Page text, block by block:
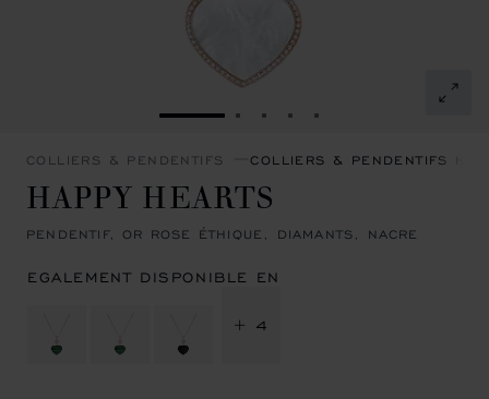
ALLER À LA DIAPOSITIVE 1
ALLER À LA DIAPOSITIVE 2
ALLER À LA
ALLER À LA
ALLER À LA
COLLIERS & PENDENTIFS COLLIERS & PENDENTIFS
HAPPY HEARTS
PENDENTIF, OR ROSE ÉTHIQUE, DIAMANTS, NACRE
EGALEMENT DISPONIBLE EN
+ 4